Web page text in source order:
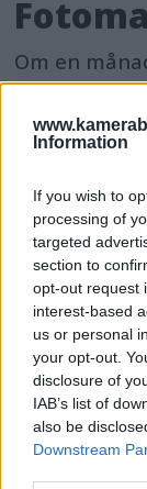
Information
If you wish to
processing of
targeted
section to
opt-out request
interest-based
us or personal
your opt-out.
disclosure of
IAB’s list of
also be
Downstream
Om en
med tolv
andra